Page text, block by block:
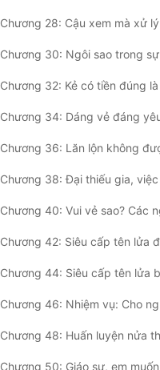
Chương 28: Cậu xem mà xử lý
Chương 30: Ngôi sao trong
Chương 32: Kẻ có tiền đúng
Chương 34: Dáng vẻ đáng
Chương 36: Lăn lộn không được
Chương 38: Đại thiếu gia,
Chương 40: Vui vẻ sao? Các
Chương 42: Siêu cấp tên lửa để gọi
Chương 44: Siêu cấp tên lửa bay
Chương 46: Nhiệm vụ: Cho người con
Chương 48: Huấn luyện nửa
Chương 50: Giáo sư, em